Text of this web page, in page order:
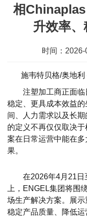
相Chinaplas
升效率、
时间：
施韦特贝格/奥地利
注塑加工商正面
稳定、更具成本效益
间、人力需求以及长
的定义不再仅仅取决
案在日常运营中能在
果。
在2026年4月21
上，ENGEL集团将围
场生产解决方案。展示
稳定产品质量、降低运